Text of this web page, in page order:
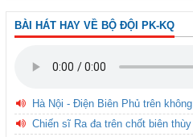
BÀI HÁT HAY VỀ BỘ ĐỘI PK-KQ
Hà Nội - Điện Biên Phủ trên không
Chiến sĩ Ra đa trên chốt biên thùy